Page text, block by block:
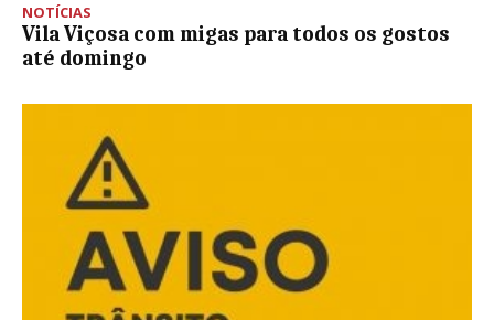
NOTÍCIAS
Vila Viçosa com migas para todos os gostos
até domingo